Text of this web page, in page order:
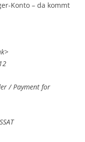
Konto – da kommt
/ Payment for